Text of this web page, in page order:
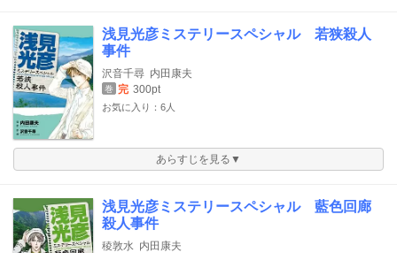
浅見光彦ミステリースペシャル 若狭殺人
事件
沢音千尋 内田康夫
巻 完 300pt
お気に入り：6人
あらすじを見る▼
浅見光彦ミステリースペシャル 藍色回廊
殺人事件
稜敦水 内田康夫